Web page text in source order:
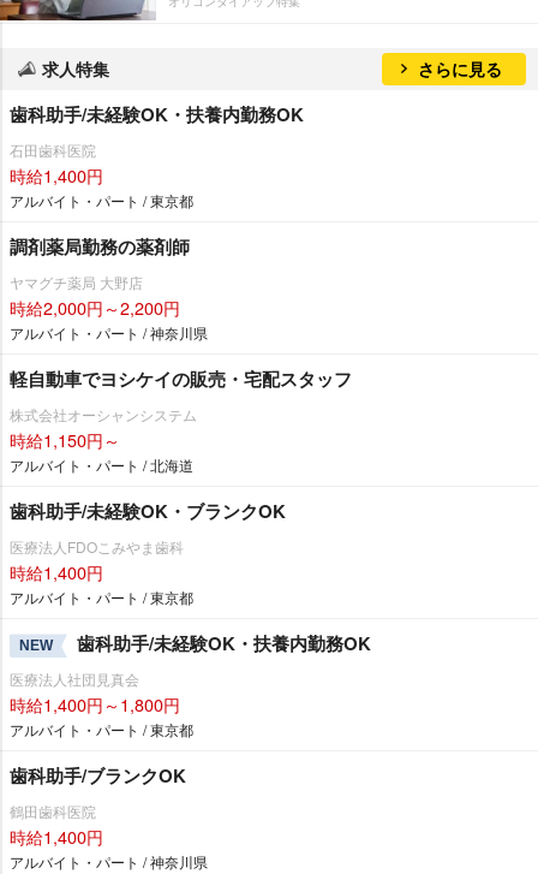
求人特集 さらに見る
歯科助手/未経験OK・扶養内勤務OK
石田歯科医院
時給1,400円
アルバイト・パート / 東京都
調剤薬局勤務の薬剤師
ヤマグチ薬局 大野店
時給2,000円～2,200円
アルバイト・パート / 神奈川県
軽自動車でヨシケイの販売・宅配スタッフ
株式会社オーシャンシステム
時給1,150円～
アルバイト・パート / 北海道
歯科助手/未経験OK・ブランクOK
医療法人FDOこみやま歯科
時給1,400円
アルバイト・パート / 東京都
NEW 歯科助手/未経験OK・扶養内勤務OK
医療法人社団見真会
時給1,400円～1,800円
アルバイト・パート / 東京都
歯科助手/ブランクOK
鶴田歯科医院
時給1,400円
アルバイト・パート / 神奈川県